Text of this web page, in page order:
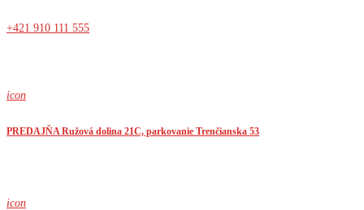
+421 910 111 555
icon
PREDAJŇA Ružová dolina 21C, parkovanie Trenčianska 53
icon